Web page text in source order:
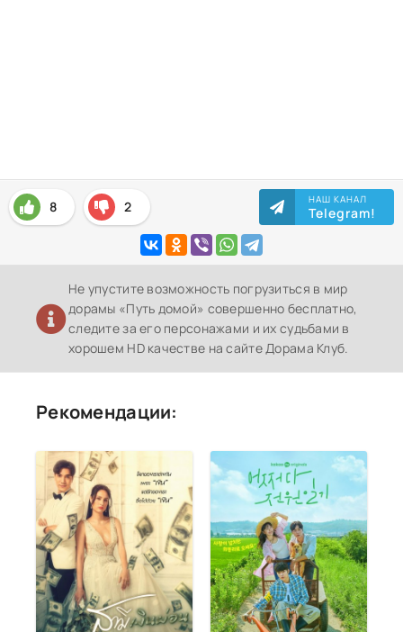
8 2 НАШ КАНАЛ
Telegram!
Не упустите возможность погрузиться в мир
дорамы «Путь домой» совершенно бесплатно,
следите за его персонажами и их судьбами в
хорошем HD качестве на сайте Дорама Клуб.
Рекомендации: